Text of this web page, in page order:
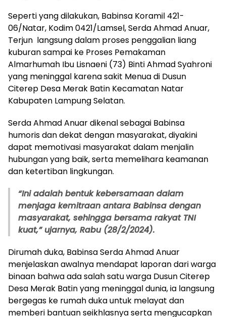
Seperti yang dilakukan, Babinsa Koramil 421-
06/Natar, Kodim 0421/Lamsel, Serda Ahmad Anuar,
Terjun langsung dalam proses penggalian liang
kuburan sampai ke Proses Pemakaman
Almarhumah Ibu Lisnaeni (73) Binti Ahmad Syahroni
yang meninggal karena sakit Menua di Dusun
Citerep Desa Merak Batin Kecamatan Natar
Kabupaten Lampung Selatan.
Serda Ahmad Anuar dikenal sebagai Babinsa
humoris dan dekat dengan masyarakat, diyakini
dapat memotivasi masyarakat dalam menjalin
hubungan yang baik, serta memelihara keamanan
dan ketertiban lingkungan.
“Ini adalah bentuk kebersamaan dalam
menjaga kemitraan antara Babinsa dengan
masyarakat, sehingga bersama rakyat TNI
kuat,” ujarnya, Rabu (28/2/2024).
Dirumah duka, Babinsa Serda Ahmad Anuar
menjelaskan awalnya mendapat laporan dari warga
binaan bahwa ada salah satu warga Dusun Citerep
Desa Merak Batin yang meninggal dunia, ia langsung
bergegas ke rumah duka untuk melayat dan
memberi bantuan seikhlasnya serta mengucapkan